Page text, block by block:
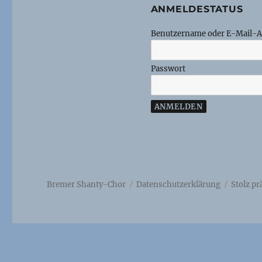
ANMELDESTATUS
Benutzername oder E-Mail-
Passwort
Bremer Shanty-Chor Datenschutzerklärung Stolz